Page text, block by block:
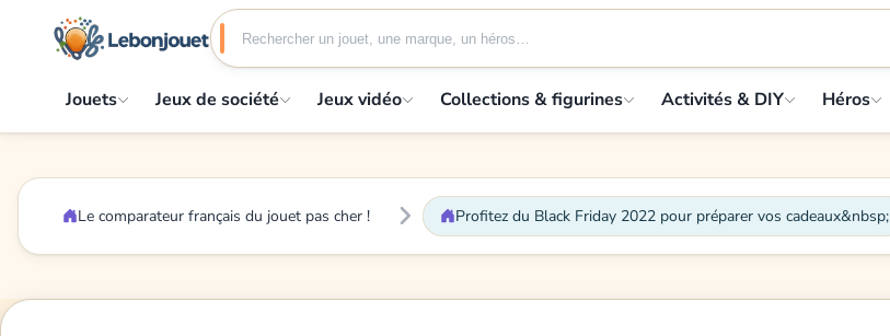
Jouets Jeux de société Jeux vidéo Collections & figurines Activités & DIY Héros
Le comparateur français du jouet pas cher ! Profitez du Black Friday 2022 pour préparer vos cadeaux&nbsp;